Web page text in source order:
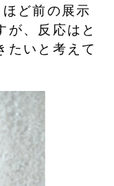
ど前の展示
が、反応はと
たいと考えて